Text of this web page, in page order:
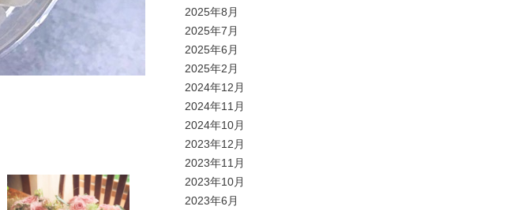
2025年8月
2025年7月
2025年6月
2025年2月
2024年12月
2024年11月
2024年10月
2023年12月
2023年11月
2023年10月
2023年6月